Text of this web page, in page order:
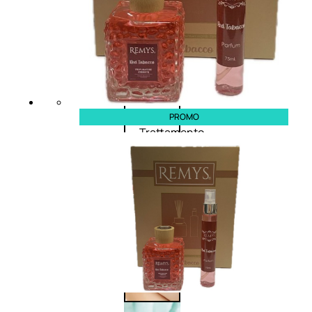
Corpo
Trattamento
corpo
Trattamento
mani e piedi
Trattamento
unghie
Trattamento
anticellulite
Cofanetti
trattamento
corpo
PROMO